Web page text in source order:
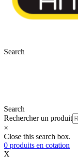
Search
Search
Rechercher un produit
×
Close this search box.
0 produits en cotation
X